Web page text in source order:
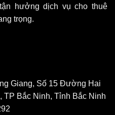
hưởng dịch vụ cho thuê
trọng.
Giang, Số 15 Đường Hai
Bắc Ninh, Tỉnh Bắc Ninh